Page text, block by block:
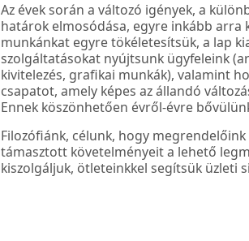
Az évek során a változó igények, a
határok elmosódása, egyre inkább arra
munkánkat egyre tökéletesítsük, a lap
szolgáltatásokat nyújtsunk ügyfeleink
kivitelezés, grafikai munkák), valamint
csapatot, amely képes az állandó
Ennek köszönhetően évről-évre
Filozófiánk, célunk, hogy
támasztott követelményeit a lehető
kiszolgáljuk, ötleteinkkel segítsük üzleti